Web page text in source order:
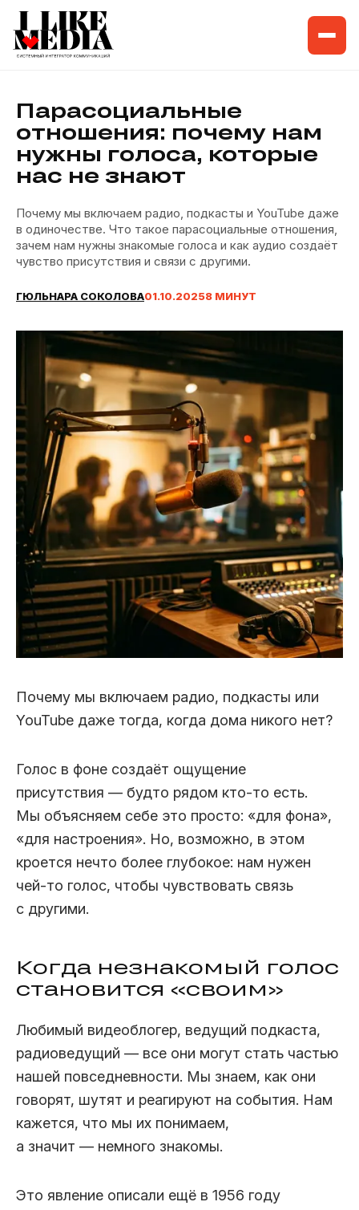
Парасоциальные
отношения: почему нам
нужны голоса, которые
нас не знают
Почему мы включаем радио, подкасты и YouTube даже
в одиночестве. Что такое парасоциальные отношения,
зачем нам нужны знакомые голоса и как аудио создаёт
чувство присутствия и связи с другими.
ГЮЛЬНАРА СОКОЛОВА01.10.20258 МИНУТ
Почему мы включаем радио, подкасты или
YouTube даже тогда, когда дома никого нет?
Голос в фоне создаёт ощущение
присутствия — будто рядом кто‑то есть.
Мы объясняем себе это просто: «для фона»,
«для настроения». Но, возможно, в этом
кроется нечто более глубокое: нам нужен
чей‑то голос, чтобы чувствовать связь
с другими.
Когда незнакомый голос
становится «своим»
Любимый видеоблогер, ведущий подкаста,
радиоведущий — все они могут стать частью
нашей повседневности. Мы знаем, как они
говорят, шутят и реагируют на события. Нам
кажется, что мы их понимаем,
а значит — немного знакомы.
Это явление описали ещё в 1956 году